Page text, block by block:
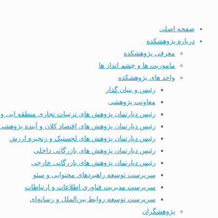
صفحه اصلی
درباره پژوهشکده
معرفی پژوهشکده
ماموریت ها و چشم انداز ها
واحد های پژوهشکده
رئیس و بنیان گذار
معاونت پژوهشی
رئیس دپارتمان پژوهش های ترتیبات تجاری منطقه ایی و
رئیس دپارتمان پژوهش های اقتصاد کلان و آینده
رئیس دپارتمان پژوهش های لجستیک و زنجیره ارزش
رئیس دپارتمان پژوهش های بازرگانی داخلی
رئیس دپارتمان پژوهش های بازرگانی خارجی
سرپرست توسعه راهبردهای محتوایی و سئو
سرپرست مديریت فناوري اطلاعات و ارتباطات
سرپرست توسعه روابط بین‌الملل و رسانه‌ای
پژوهشگران